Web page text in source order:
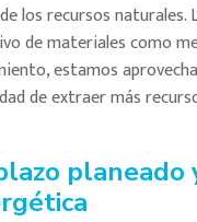
los recursos naturales.
de materiales como
estamos
de extraer más
planeado